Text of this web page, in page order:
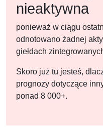
nieaktywna
ponieważ w ciągu
odnotowano żadnej
giełdach
Skoro już tu jesteś,
prognozy dotyczące
ponad 8 000+.